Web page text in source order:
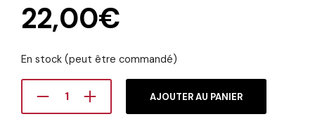
22,00€
En stock (peut être commandé)
AJOUTER AU PANIER